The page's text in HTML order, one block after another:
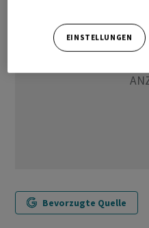
Bevorzugte Quelle
EINSTELLUNGEN